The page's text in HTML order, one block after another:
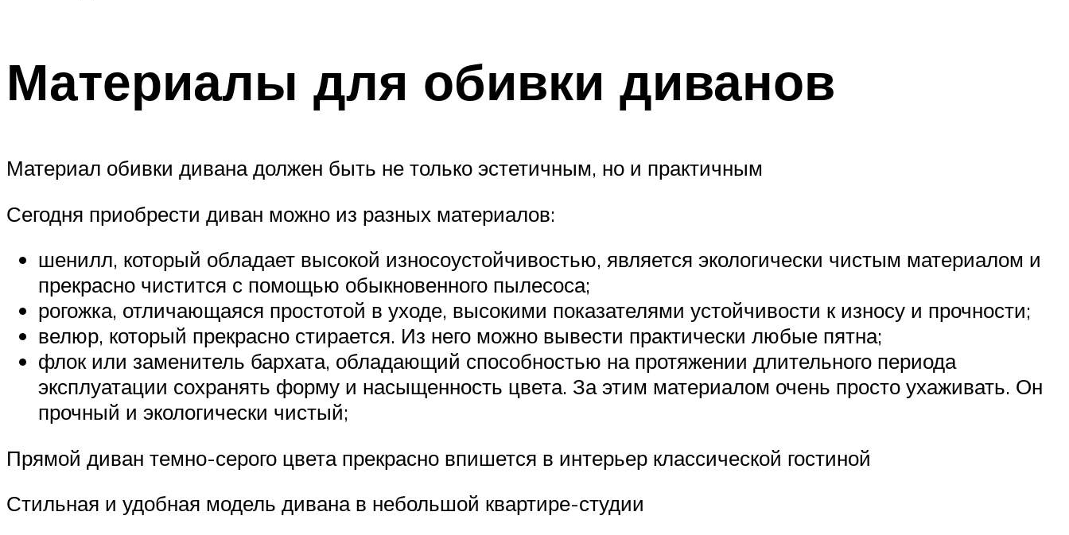
Материалы для обивки диванов
Материал обивки дивана должен быть не только эстетичным, но и практичным
Сегодня приобрести диван можно из разных материалов:
шенилл, который обладает высокой износоустойчивостью, является экологически чистым материалом и
прекрасно чистится с помощью обыкновенного пылесоса;
рогожка, отличающаяся простотой в уходе, высокими показателями устойчивости к износу и прочности;
велюр, который прекрасно стирается. Из него можно вывести практически любые пятна;
флок или заменитель бархата, обладающий способностью на протяжении длительного периода
эксплуатации сохранять форму и насыщенность цвета. За этим материалом очень просто ухаживать. Он
прочный и экологически чистый;
Прямой диван темно-серого цвета прекрасно впишется в интерьер классической гостиной
Стильная и удобная модель дивана в небольшой квартире-студии